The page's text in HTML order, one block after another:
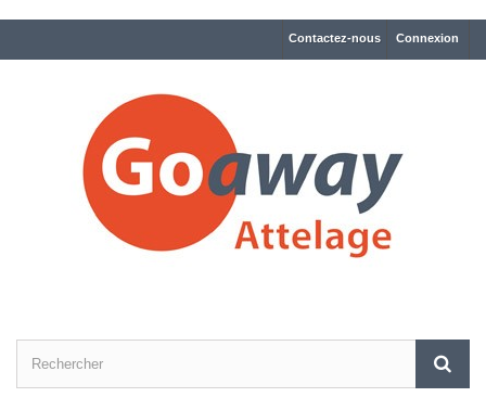
Connexion
Contactez-nous